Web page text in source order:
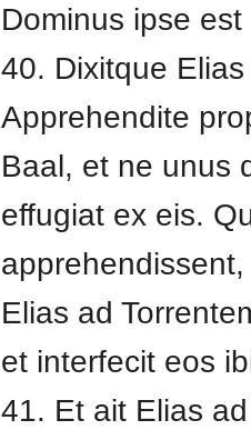
Dominus ipse est
40. Dixitque
Apprehendite
Baal, et ne unus
effugiat ex eis.
Elias ad
et interfecit eos
41. Et ait Elias